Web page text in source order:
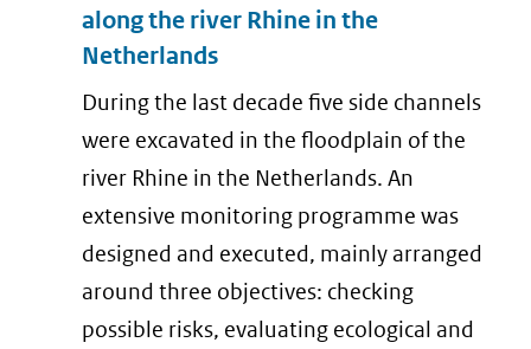
along the river Rhine in the
Netherlands
During the last decade five side channels
were excavated in the floodplain of the
river Rhine in the Netherlands. An
extensive monitoring programme was
designed and executed, mainly arranged
around three objectives: checking
possible risks, evaluating ecological and